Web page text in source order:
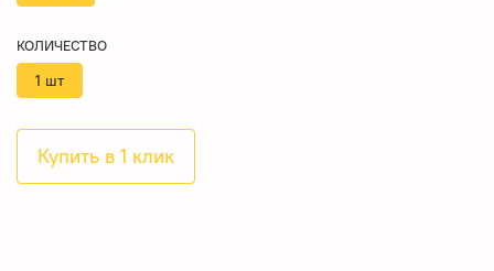
Купить в 1 клик
КОЛИЧЕСТВО
1 шт